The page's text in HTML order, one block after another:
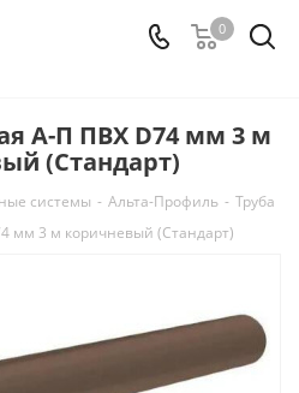
0
А-П ПВХ D74 мм 3 м
(Стандарт)
системы - Альта-Профиль - Труба
мм 3 м коричневый (Стандарт)